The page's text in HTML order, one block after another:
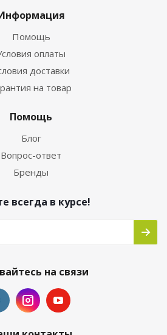
Помощь
оплаты
доставки
на товар
Помощь
Блог
Вопрос-ответ
Бренды
всегда в курсе!
на связи